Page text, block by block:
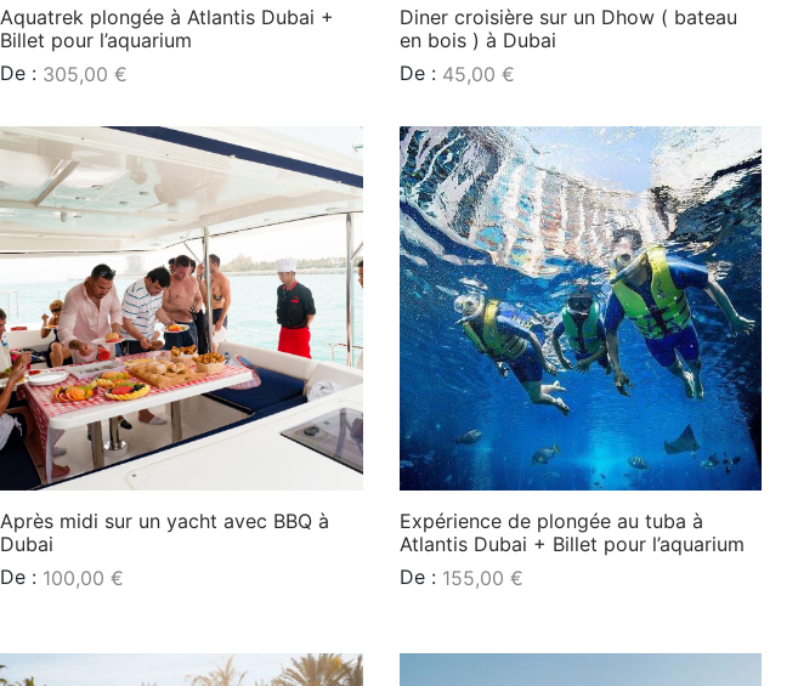
Aquatrek plongée à Atlantis Dubai +
Billet pour l’aquarium
De : 305,00 €
Diner croisière sur un Dhow ( bateau
en bois ) à Dubai
De : 45,00 €
Après midi sur un yacht avec BBQ à
Dubai
De : 100,00 €
Expérience de plongée au tuba à
Atlantis Dubai + Billet pour l’aquarium
De : 155,00 €